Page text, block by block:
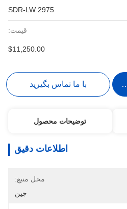
SDR-LW 2975
قیمت:
$11,250.00
با ما تماس بگیرید
توضیحات محصول
اطلاعات دقیق
محل منبع:
چین